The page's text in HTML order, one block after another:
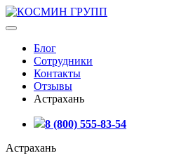
Блог
Сотрудники
Контакты
Отзывы
Астрахань
8 (800) 555-83-54
Астрахань